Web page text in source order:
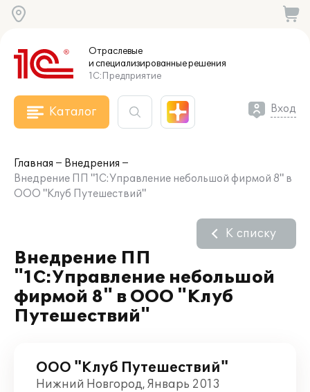
Отраслевые
и специализированныерешения
1С:Предприятие
Каталог Вход
Главная
Внедрения
Внедрение ПП "1С:Управление небольшой фирмой 8" в
ООО "Клуб Путешествий"
Внедрение ПП
"1С:Управление небольшой
фирмой 8" в ООО "Клуб
Путешествий"
К списку
ООО "Клуб Путешествий"
Нижний Новгород, Январь 2013